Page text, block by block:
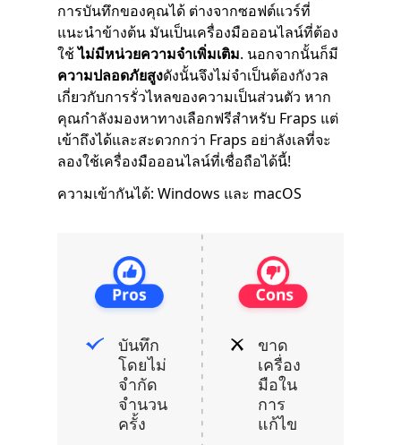
การบันทึกของคุณได้ ต่างจากซอฟต์แวร์ที่
แนะนำข้างต้น มันเป็นเครื่องมือออนไลน์ที่ต้อง
ใช้ไม่มีหน่วยความจำเพิ่มเติม. นอกจากนั้นก็มี
ความปลอดภัยสูงดังนั้นจึงไม่จำเป็นต้องกังวล
เกี่ยวกับการรั่วไหลของความเป็นส่วนตัว หาก
คุณกำลังมองหาทางเลือกฟรีสำหรับ Fraps แต่
เข้าถึงได้และสะดวกกว่า Fraps อย่าลังเลที่จะ
ลองใช้เครื่องมือออนไลน์ที่เชื่อถือได้นี้!
ความเข้ากันได้: Windows และ macOS
บันทึก
โดยไม่
จำกัด
จำนวน
ครั้ง
ขาด
เครื่อง
มือใน
การ
แก้ไข